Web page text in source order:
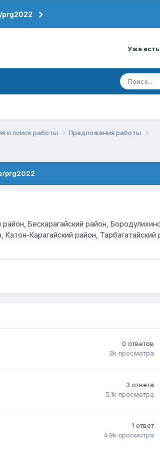
Уже есть
и поиск работы
Предложения работы
prg2022
Бескарагайский район,
Карагайский район,
0 ответов
3k просмотра
3 ответа
5.1k просмотра
1 ответ
4.9k просмотра